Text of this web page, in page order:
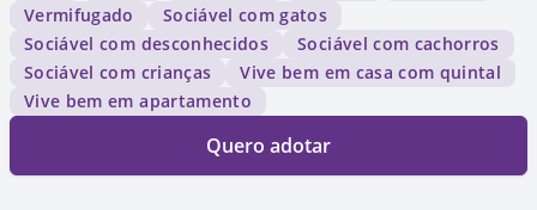
Vermifugado
Sociável com gatos
Sociável com desconhecidos
Sociável com cachorros
Sociável com crianças
Vive bem em casa com quintal
Vive bem em apartamento
Quero adotar